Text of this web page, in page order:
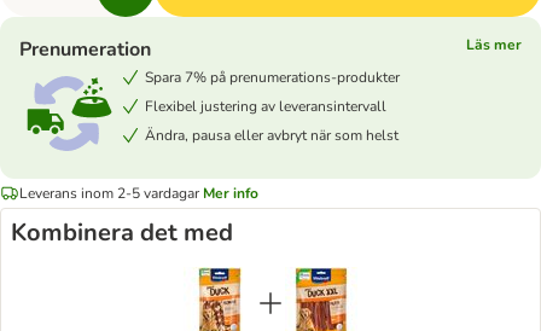
Prenumeration
Läs mer
Spara 7% på prenumerations-produkter
Flexibel justering av leveransintervall
Ändra, pausa eller avbryt när som helst
Leverans inom 2-5 vardagar Mer info
Kombinera det med